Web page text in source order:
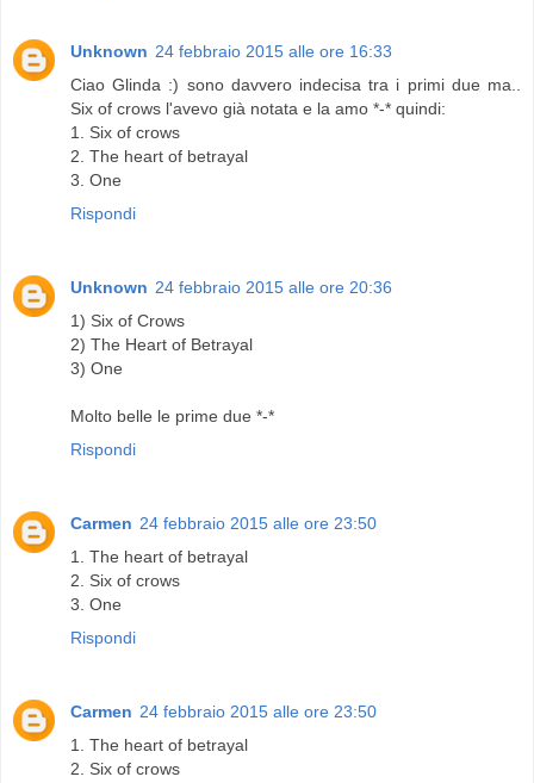
Unknown 24 febbraio 2015 alle ore 16:33
Ciao Glinda :) sono davvero indecisa tra i primi due ma..
Six of crows l'avevo già notata e la amo *-* quindi:
1. Six of crows
2. The heart of betrayal
3. One
Rispondi
Unknown 24 febbraio 2015 alle ore 20:36
1) Six of Crows
2) The Heart of Betrayal
3) One
Molto belle le prime due *-*
Rispondi
Carmen 24 febbraio 2015 alle ore 23:50
1. The heart of betrayal
2. Six of crows
3. One
Rispondi
Carmen 24 febbraio 2015 alle ore 23:50
1. The heart of betrayal
2. Six of crows